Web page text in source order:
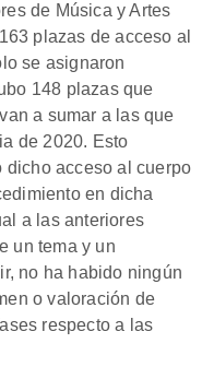
de Música y Artes
plazas de acceso al
se asignaron
148 plazas que
a sumar a las que
de 2020. Esto
dicho acceso al cuerpo
en dicha
a las anteriores
un tema y un
no ha habido ningún
o valoración de
respecto a las